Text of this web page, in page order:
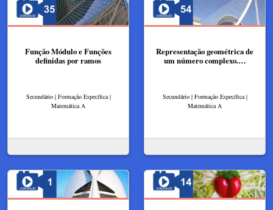
Função Módulo e Funções
definidas por ramos
Secundário | Formação Específica |
Matemática A
Representação geométrica de
um número complexo.…
Secundário | Formação Específica |
Matemática A